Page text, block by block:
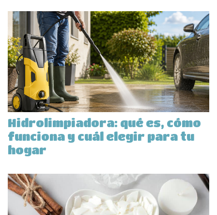
Hidrolimpiadora: qué es, cómo
funciona y cuál elegir para tu
hogar